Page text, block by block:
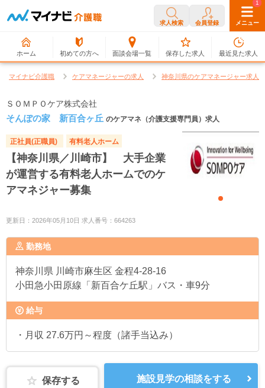
求人検索 会員登録 メニュー
ホーム 初めての方へ 面談会場一覧
0
保存した求人
1
最近見た求人
マイナビ介護職 ケアマネージャーの求人 神奈川県のケアマネージャー求人
ＳＯＭＰＯケア株式会社
そんぽの家 新百合ヶ丘 のケアマネ（介護支援専門員）求人
正社員(正職員) 有料老人ホーム
【神奈川県／川崎市】 大手企業
が運営する有料老人ホームでのケ
アマネジャー募集
更新日：2026年05月10日 求人番号：664263
勤務地
神奈川県 川崎市麻生区 金程4-28-16
小田急小田原線「新百合ケ丘駅」バス・車9分
給与
・月収 27.6万円～程度（諸手当込み）
保存する 施設見学の相談をする